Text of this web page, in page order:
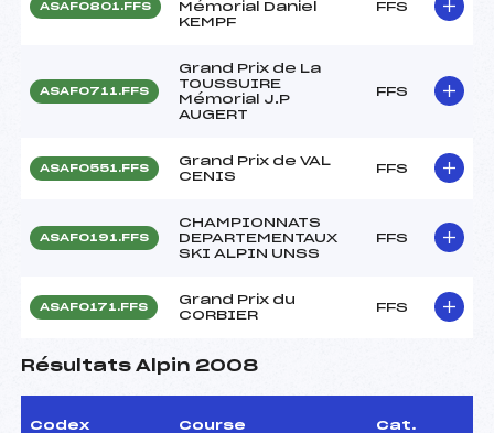
ASAF0801.FFS
Mémorial Daniel
KEMPF
FFS
ASAF0711.FFS
Grand Prix de La
TOUSSUIRE
Mémorial J.P
AUGERT
FFS
ASAF0551.FFS
Grand Prix de VAL
CENIS
FFS
ASAF0191.FFS
CHAMPIONNATS
DEPARTEMENTAUX
SKI ALPIN UNSS
FFS
ASAF0171.FFS
Grand Prix du
CORBIER
FFS
Résultats Alpin 2008
Codex Course Cat.